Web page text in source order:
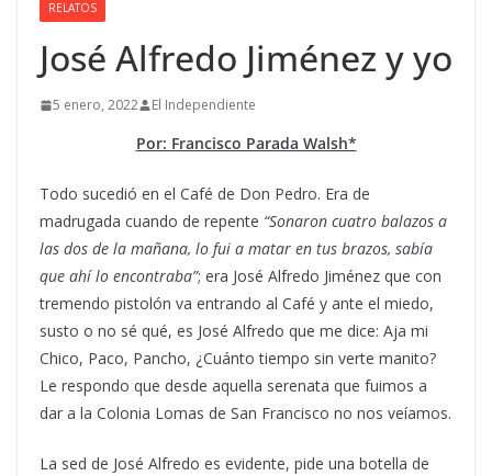
RELATOS
José Alfredo Jiménez y yo
5 enero, 2022 El Independiente
Por: Francisco Parada Walsh*
Todo sucedió en el Café de Don Pedro. Era de
madrugada cuando de repente “Sonaron cuatro balazos a
las dos de la mañana, lo fui a matar en tus brazos, sabía
que ahí lo encontraba”; era José Alfredo Jiménez que con
tremendo pistolón va entrando al Café y ante el miedo,
susto o no sé qué, es José Alfredo que me dice: Aja mi
Chico, Paco, Pancho, ¿Cuánto tiempo sin verte manito?
Le respondo que desde aquella serenata que fuimos a
dar a la Colonia Lomas de San Francisco no nos veíamos.
La sed de José Alfredo es evidente, pide una botella de